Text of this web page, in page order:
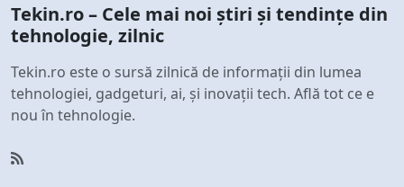
Tekin.ro – Cele mai noi știri și tendințe din
tehnologie, zilnic
Tekin.ro este o sursă zilnică de informații din lumea
tehnologiei, gadgeturi, ai, și inovații tech. Află tot ce e
nou în tehnologie.